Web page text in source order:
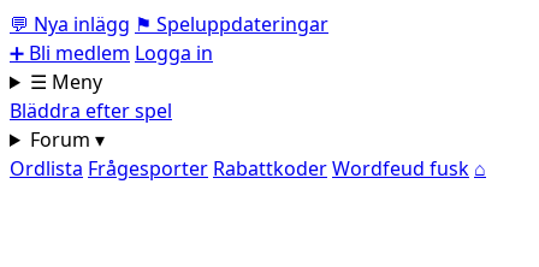
💬 Nya inlägg ⚑ Speluppdateringar
➕ Bli medlem Logga in
☰ Meny
Bläddra efter spel
Forum ▾
Ordlista Frågesporter RabattkoderWordfeud fusk ⌂